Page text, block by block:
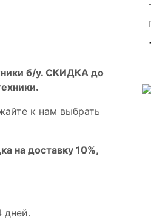
б/у. СКИДКА до
к нам выбрать
на доставку 10%,
днeй.